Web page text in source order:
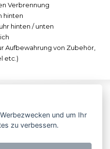
Verbrennung
hinten
hinten / unten
Aufbewahrung von Zubehör,
etc.)
NEU! Besuchen
Sie uns jetzt auch
und um Ihr
zu verbessern.